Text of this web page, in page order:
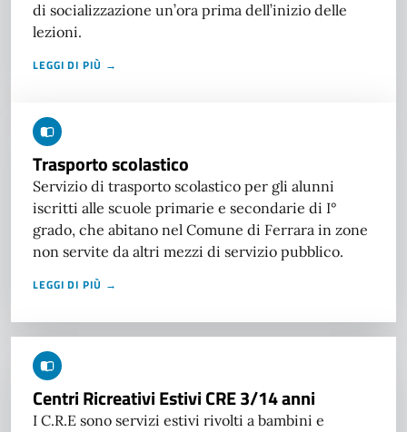
di socializzazione un’ora prima dell’inizio delle
lezioni.
LEGGI DI PIÙ →
Trasporto scolastico
Servizio di trasporto scolastico per gli alunni
iscritti alle scuole primarie e secondarie di I°
grado, che abitano nel Comune di Ferrara in zone
non servite da altri mezzi di servizio pubblico.
LEGGI DI PIÙ →
Centri Ricreativi Estivi CRE 3/14 anni
I C.R.E sono servizi estivi rivolti a bambini e